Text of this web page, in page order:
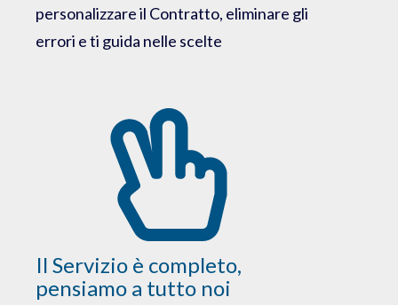
personalizzare il Contratto, eliminare gli
errori e ti guida nelle scelte
Il Servizio è completo,
pensiamo a tutto noi